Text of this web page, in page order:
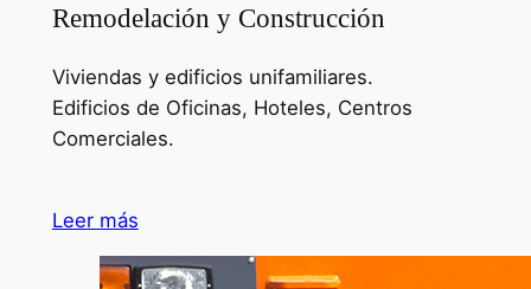
Remodelación y Construcción
Viviendas y edificios unifamiliares.
Edificios de Oficinas, Hoteles, Centros
Comerciales.
Leer más